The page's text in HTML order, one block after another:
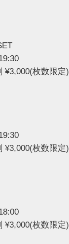
¥3,000(枚数限定)
¥3,000(枚数限定)
¥3,000(枚数限定)